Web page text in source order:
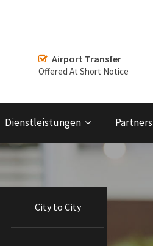
Airport Transfer
Offered At Short Notice
Dienstleistungen Partners
City to City